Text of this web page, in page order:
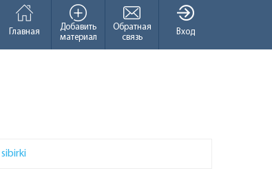
Вход
Обратная
связь
Добавить
материал
Главная
sibirki